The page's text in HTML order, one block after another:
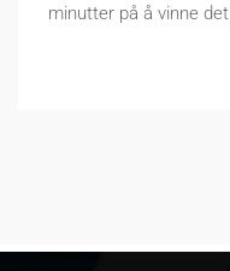
minutter på å vinne